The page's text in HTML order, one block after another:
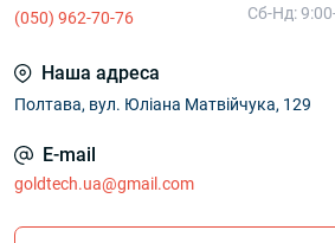
(050) 962-70-76
Сб-Нд:
Наша адреса
Полтава, вул. Юліана Матвійчука, 129
E-mail
goldtech.ua@gmail.com